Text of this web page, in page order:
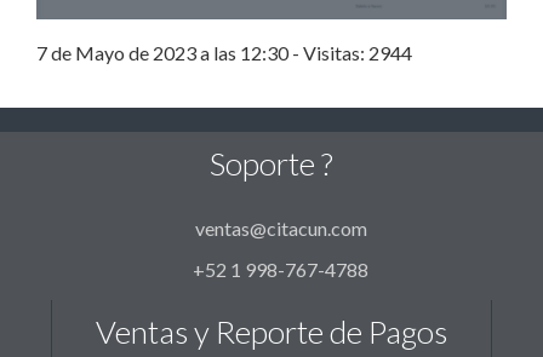
7 de Mayo de 2023 a las 12:30 - Visitas: 2944
Soporte ?
ventas@citacun.com
+52 1 998-767-4788
Ventas y Reporte de Pagos